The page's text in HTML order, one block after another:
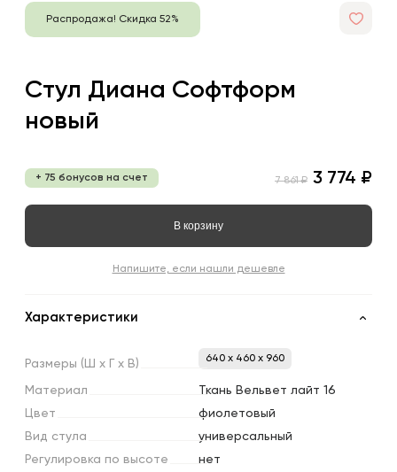
Распродажа! Скидка 52%
Стул Диана Софтформ
новый
+ 75 бонусов на счет 7 861 ₽ 3 774 ₽
В корзину
Напишите, если нашли дешевле
Характеристики
Размеры (Ш х х В) 640 x 460 x 960
Материал
Ткань Вельвет лайт 16
Цвет
фиолетовый
Вид стула
универсальный
Регулировка по высоте
нет